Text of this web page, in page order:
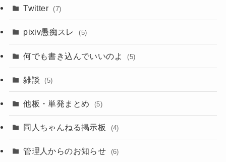
Twitter (7)
pixiv愚痴スレ (5)
何でも書き込んでいいのよ (5)
雑談 (5)
他板・単発まとめ (5)
同人ちゃんねる掲示板 (4)
管理人からのお知らせ (6)